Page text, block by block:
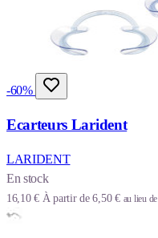
-60%
Ecarteurs Larident
LARIDENT
En stock
16,10 € À partir de 6,50 € au lieu de